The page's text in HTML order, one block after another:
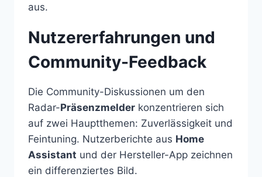
aus.
Nutzererfahrungen und
Community-Feedback
Die Community-Diskussionen um den
Radar-Präsenzmelder konzentrieren sich
auf zwei Hauptthemen: Zuverlässigkeit und
Feintuning. Nutzerberichte aus Home
Assistant und der Hersteller-App zeichnen
ein differenziertes Bild.